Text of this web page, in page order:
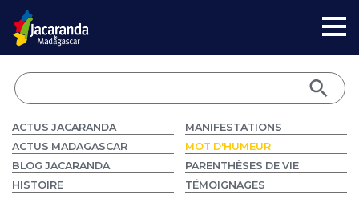
ACTUS JACARANDA
ACTUS MADAGASCAR
BLOG JACARANDA
HISTOIRE
MANIFESTATIONS
MOT D'HUMEUR
PARENTHÈSES DE VIE
TÉMOIGNAGES